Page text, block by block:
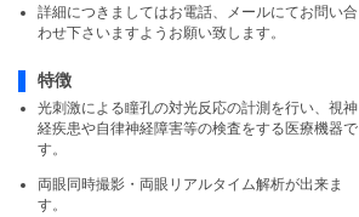
詳細につきましてはお電話、メールにてお問い合
わせ下さいますようお願い致します。
特徴
光刺激による瞳孔の対光反応の計測を行い、視神
経疾患や自律神経障害等の検査をする医療機器で
す。
両眼同時撮影・両眼リアルタイム解析が出来ま
す。